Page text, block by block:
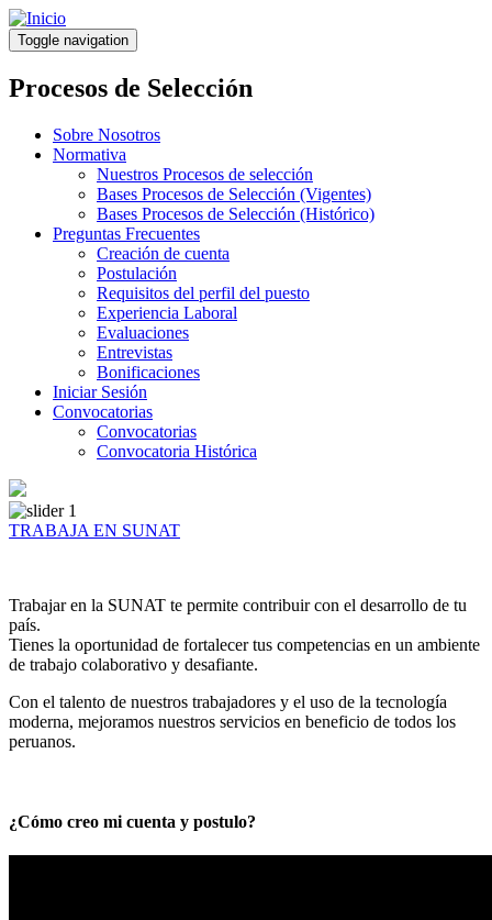
Pasar
al
contenido
principal
Toggle navigation
Procesos de Selección
Sobre Nosotros
Normativa
Nuestros Procesos de selección
Bases Procesos de Selección (Vigentes)
Bases Procesos de Selección (Histórico)
Preguntas Frecuentes
Creación de cuenta
Postulación
Requisitos del perfil del puesto
Experiencia Laboral
Evaluaciones
Entrevistas
Bonificaciones
Iniciar Sesión
Convocatorias
Convocatorias
Convocatoria Histórica
TRABAJA EN SUNAT
Trabajar en la SUNAT te permite contribuir con el desarrollo de tu
país.
Tienes la oportunidad de fortalecer tus competencias en un ambiente
de trabajo colaborativo y desafiante.
Con el talento de nuestros trabajadores y el uso de la tecnología
moderna, mejoramos nuestros servicios en beneficio de todos los
peruanos.
¿Cómo creo mi cuenta y postulo?